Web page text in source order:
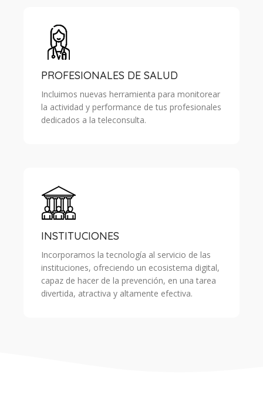
PROFESIONALES DE SALUD
Incluimos nuevas herramienta para monitorear
la actividad y performance de tus profesionales
dedicados a la teleconsulta.
INSTITUCIONES
Incorporamos la tecnología al servicio de las
instituciones, ofreciendo un ecosistema digital,
capaz de hacer de la prevención, en una tarea
divertida, atractiva y altamente efectiva.